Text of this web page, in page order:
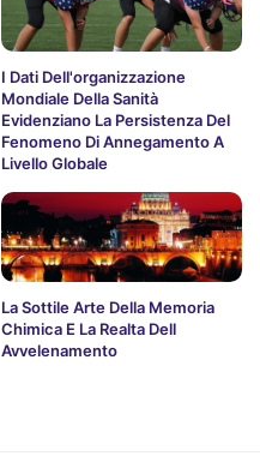
I Dati Dell'organizzazione
Mondiale Della Sanità
Evidenziano La Persistenza Del
Fenomeno Di Annegamento A
Livello Globale
La Sottile Arte Della Memoria
Chimica E La Realta Dell
Avvelenamento